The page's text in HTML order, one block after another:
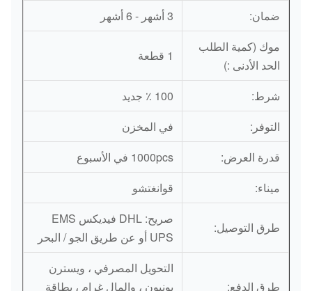
ضمان:
3 أشهر - 6 أشهر
موك (كمية الطلب
الحد الأدنى :)
1 قطعة
شرط:
100 ٪ جديد
التوفر:
في المخزن
قدرة العرض:
1000pcs في الأسبوع
ميناء:
قوانغتشو
طرق التوصيل:
صريح: DHL فيديكس EMS
UPS أو عن طريق الجو / البحر
طرق الدفع:
التحويل المصرفي ، ويسترن
يونيون ، والمال غرام ، بطاقة